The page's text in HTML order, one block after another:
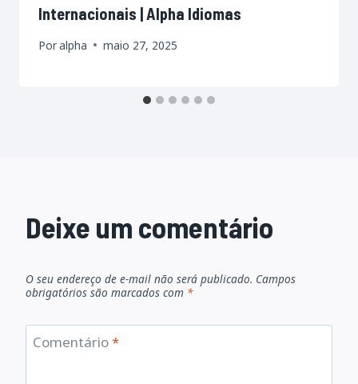
Internacionais | Alpha Idiomas
Poralpha maio 27, 2025
Deixe um comentário
O seu endereço de e-mail não será publicado. Campos
obrigatórios são marcados com *
Comentário*